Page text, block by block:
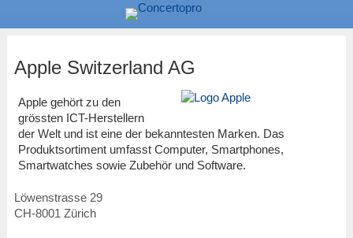
Apple Switzerland AG
Apple gehört zu den
grössten ICT-Herstellern
der Welt und ist eine der bekanntesten Marken. Das
Produktsortiment umfasst Computer, Smartphones,
Smartwatches sowie Zubehör und Software.
Löwenstrasse 29
CH-8001 Zürich